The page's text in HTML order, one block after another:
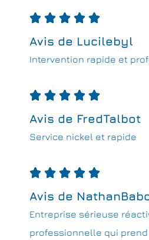
    
Avis de Lucilebyl
Intervention rapide et
    
Avis de FredTalbot
Service nickel et rapide
    
Avis de
Entreprise sérieuse
professionnelle qui